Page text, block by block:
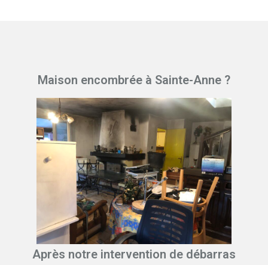
Maison encombrée à Sainte-Anne ?
Après notre intervention de débarras